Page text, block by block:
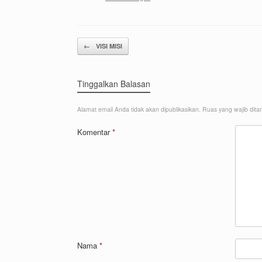
Post navigation
← VISI MISI
Tinggalkan Balasan
Alamat email Anda tidak akan dipublikasikan. Ruas yang wajib
Komentar*
Nama *